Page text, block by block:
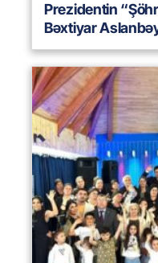
Prezidentin
Bəxtiyar